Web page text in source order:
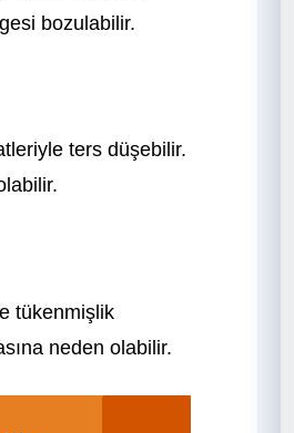
bozulabilir.
ters düşebilir.
tükenmişlik
neden olabilir.